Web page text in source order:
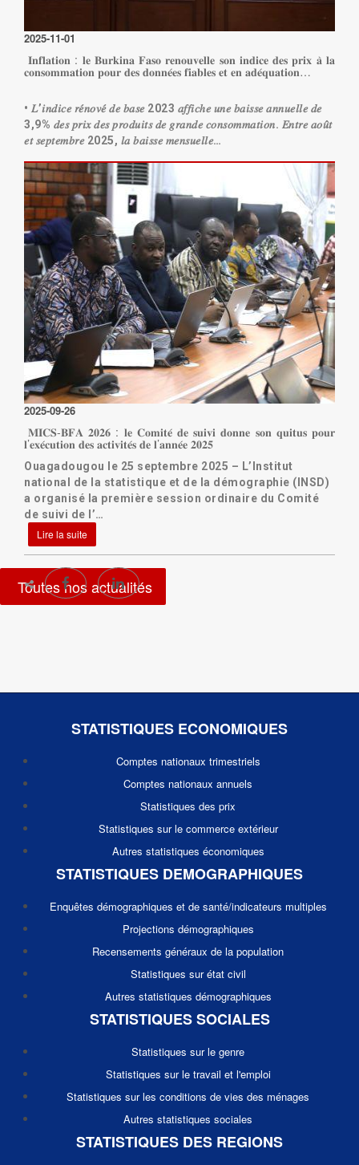
2025-11-01
𝐈𝐧𝐟𝐥𝐚𝐭𝐢𝐨𝐧 : 𝐥𝐞 𝐁𝐮𝐫𝐤𝐢𝐧𝐚 𝐅𝐚𝐬𝐨 𝐫𝐞𝐧𝐨𝐮𝐯𝐞𝐥𝐥𝐞 𝐬𝐨𝐧 𝐢𝐧𝐝𝐢𝐜𝐞 𝐝𝐞𝐬 𝐩𝐫𝐢𝐱 𝐚̀ 𝐥𝐚
𝐜𝐨𝐧𝐬𝐨𝐦𝐦𝐚𝐭𝐢𝐨𝐧 𝐩𝐨𝐮𝐫 𝐝𝐞𝐬 𝐝𝐨𝐧𝐧𝐞́𝐞𝐬 𝐟𝐢𝐚𝐛𝐥𝐞𝐬 𝐞𝐭 𝐞𝐧 𝐚𝐝𝐞́𝐪𝐮𝐚𝐭𝐢𝐨𝐧…
• 𝐿’𝑖𝑛𝑑𝑖𝑐𝑒 𝑟𝑒́𝑛𝑜𝑣𝑒́ 𝑑𝑒 𝑏𝑎𝑠𝑒 2023 𝑎𝑓𝑓𝑖𝑐ℎ𝑒 𝑢𝑛𝑒 𝑏𝑎𝑖𝑠𝑠𝑒 𝑎𝑛𝑛𝑢𝑒𝑙𝑙𝑒 𝑑𝑒
3,9% 𝑑𝑒𝑠 𝑝𝑟𝑖𝑥 𝑑𝑒𝑠 𝑝𝑟𝑜𝑑𝑢𝑖𝑡𝑠 𝑑𝑒 𝑔𝑟𝑎𝑛𝑑𝑒 𝑐𝑜𝑛𝑠𝑜𝑚𝑚𝑎𝑡𝑖𝑜𝑛. 𝐸𝑛𝑡𝑟𝑒 𝑎𝑜𝑢̂𝑡
𝑒𝑡 𝑠𝑒𝑝𝑡𝑒𝑚𝑏𝑟𝑒 2025, 𝑙𝑎 𝑏𝑎𝑖𝑠𝑠𝑒 𝑚𝑒𝑛𝑠𝑢𝑒𝑙𝑙𝑒…
Lire la suite
2025-09-26
𝐌𝐈𝐂𝐒-𝐁𝐅𝐀 𝟐𝟎𝟐𝟔 : 𝐥𝐞 𝐂𝐨𝐦𝐢𝐭𝐞́ 𝐝𝐞 𝐬𝐮𝐢𝐯𝐢 𝐝𝐨𝐧𝐧𝐞 𝐬𝐨𝐧 𝐪𝐮𝐢𝐭𝐮𝐬 𝐩𝐨𝐮𝐫
𝐥’𝐞𝐱𝐞́𝐜𝐮𝐭𝐢𝐨𝐧 𝐝𝐞𝐬 𝐚𝐜𝐭𝐢𝐯𝐢𝐭𝐞́𝐬 𝐝𝐞 𝐥’𝐚𝐧𝐧𝐞́𝐞 𝟐𝟎𝟐𝟓
Ouagadougou le 25 septembre 2025 – L’Institut
national de la statistique et de la démographie (INSD)
a organisé la première session ordinaire du Comité
de suivi de l’…
Lire la suite
Toutes nos actualités
STATISTIQUES ECONOMIQUES
Comptes nationaux trimestriels
Comptes nationaux annuels
Statistiques des prix
Statistiques sur le commerce extérieur
Autres statistiques économiques
STATISTIQUES DEMOGRAPHIQUES
Enquêtes démographiques et de santé/indicateurs multiples
Projections démographiques
Recensements généraux de la population
Statistiques sur état civil
Autres statistiques démographiques
STATISTIQUES SOCIALES
Statistiques sur le genre
Statistiques sur le travail et l'emploi
Statistiques sur les conditions de vies des ménages
Autres statistiques sociales
STATISTIQUES DES REGIONS